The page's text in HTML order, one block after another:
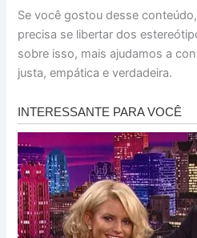
Se você gostou desse
precisa se libertar dos
sobre isso, mais ajudamos a
justa, empática e verdadeira.